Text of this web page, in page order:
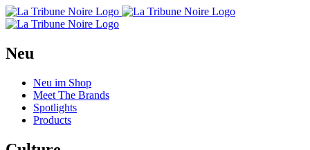
Neu
Neu im Shop
Meet The Brands
Spotlights
Products